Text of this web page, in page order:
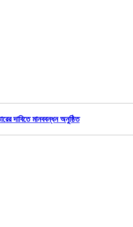
দাবিতে মানববন্ধন অনুষ্ঠিত